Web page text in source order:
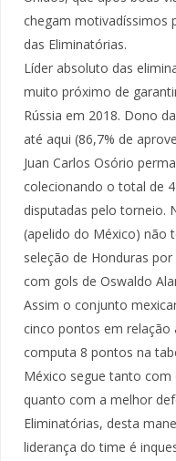
chegam motivadíssimos
das Eliminatórias.
Líder absoluto das
muito próximo de
Rússia em 2018. Dono
até aqui (86,7% de
Juan Carlos Osório
colecionando o total de
disputadas pelo torneio.
(apelido do México) não
seleção de Honduras
com gols de Oswaldo
Assim o conjunto
cinco pontos em relação
computa 8 pontos na
México segue tanto
quanto com a melhor
Eliminatórias, desta
liderança do time é